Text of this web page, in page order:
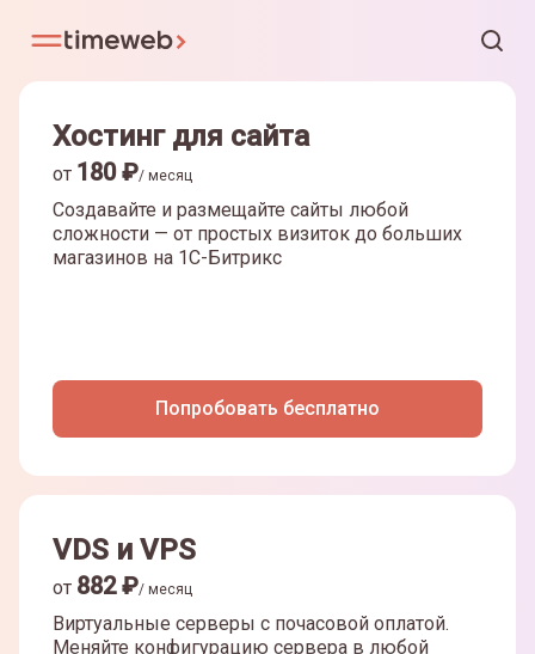
Хостинг для сайта
от 180₽/ месяц
Создавайте и размещайте сайты любой
сложности — от простых визиток до больших
магазинов на 1С-Битрикс
Попробовать бесплатно
VDS и VPS
от 882₽/ месяц
Виртуальные серверы с почасовой оплатой.
Меняйте конфигурацию сервера в любой